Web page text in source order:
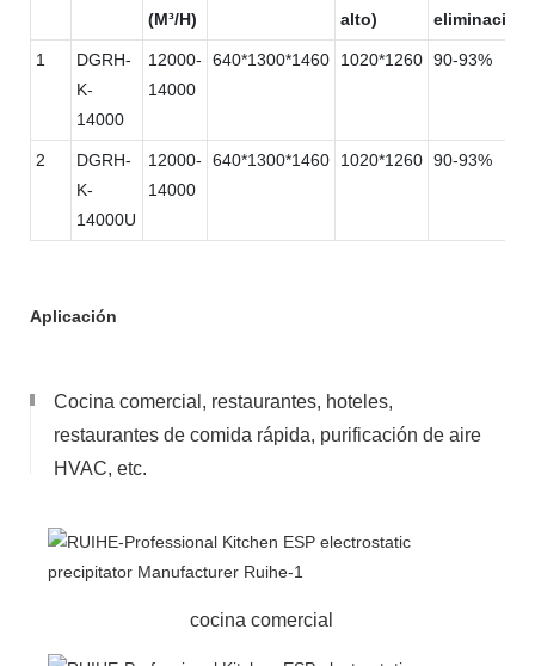
(M³/H)
alto)
eliminación
1
DGRH-
K-
14000
12000-
14000
640*1300*1460 1020*1260 90-93%
2
DGRH-
K-
14000U
12000-
14000
640*1300*1460 1020*1260 90-93%
Aplicación
Cocina comercial, restaurantes, hoteles,
restaurantes de comida rápida, purificación de aire
HVAC, etc.
cocina comercial